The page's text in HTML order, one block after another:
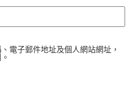
電子郵件地址及個人網站網址，